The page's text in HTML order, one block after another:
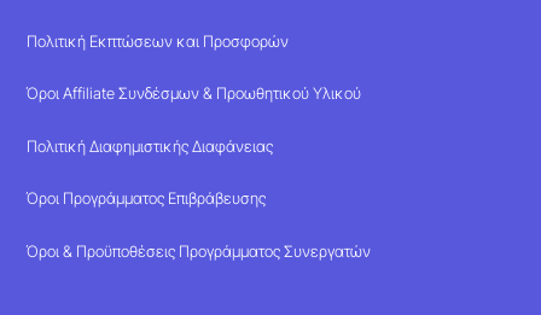
Πολιτική Εκπτώσεων και Προσφορών
Όροι Affiliate Συνδέσμων & Προωθητικού Υλικού
Πολιτική Διαφημιστικής Διαφάνειας
Όροι Προγράμματος Επιβράβευσης
Όροι & Προϋποθέσεις Προγράμματος Συνεργατών